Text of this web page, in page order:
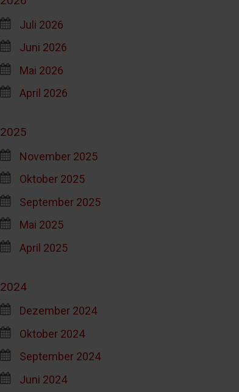
Juli 2026
Juni 2026
Mai 2026
April 2026
2025
November 2025
Oktober 2025
September 2025
Mai 2025
April 2025
2024
Dezember 2024
Oktober 2024
September 2024
Juni 2024